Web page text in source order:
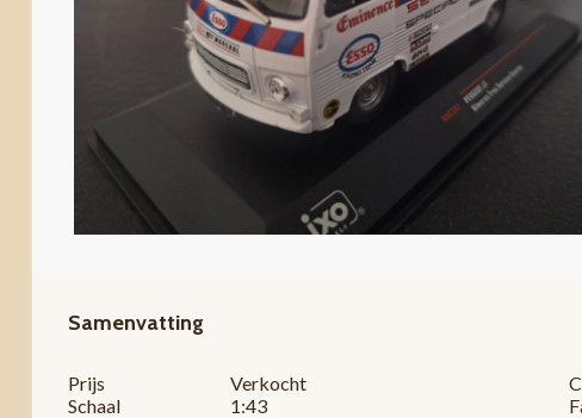
Samenvatting
Prijs Verkocht
Schaal
1:43